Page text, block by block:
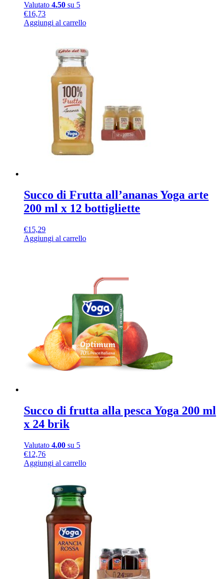
Valutato 4.50 su 5
€16,73
Aggiungi al carrello
Succo di Frutta all’ananas Yoga arte
200 ml x 12 bottigliette
€15,29
Aggiungi al carrello
Succo di frutta alla pesca Yoga 200 ml
x 24 brik
Valutato 4.00 su 5
€12,76
Aggiungi al carrello